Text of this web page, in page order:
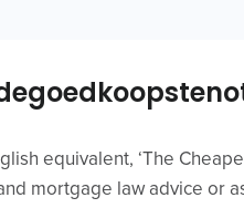
equivalent, ‘The
mortgage law advice or